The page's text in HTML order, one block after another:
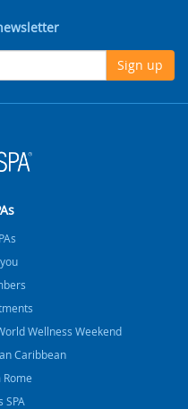
Sign up
Wellness Weekend
Caribbean
Rome
SPA